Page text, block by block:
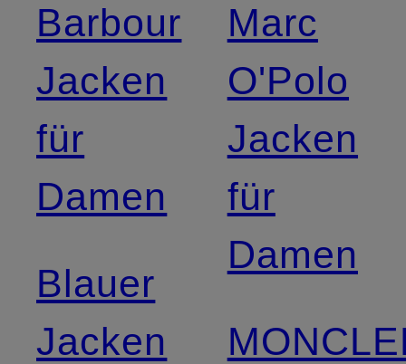
Barbour
Jacken
für
Damen
Blauer
Jacken
Marc
O'Polo
Jacken
für
Damen